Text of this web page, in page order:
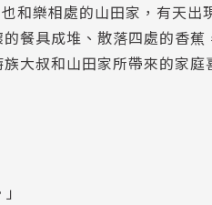
樂相處的山田家，有天出
餐具成堆、散落四處的香
大叔和山田家所帶來的家庭